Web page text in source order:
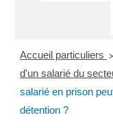
Accueil particuliers >
d'un salarié du
salarié en prison
détention ?